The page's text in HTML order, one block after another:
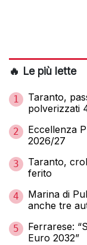
🔥 Le più lette
1
Taranto,
polverizzati
2
Eccellenza
2026/27
3
Taranto,
ferito
4
Marina di
anche tre
5
Ferrarese:
Euro 2032”